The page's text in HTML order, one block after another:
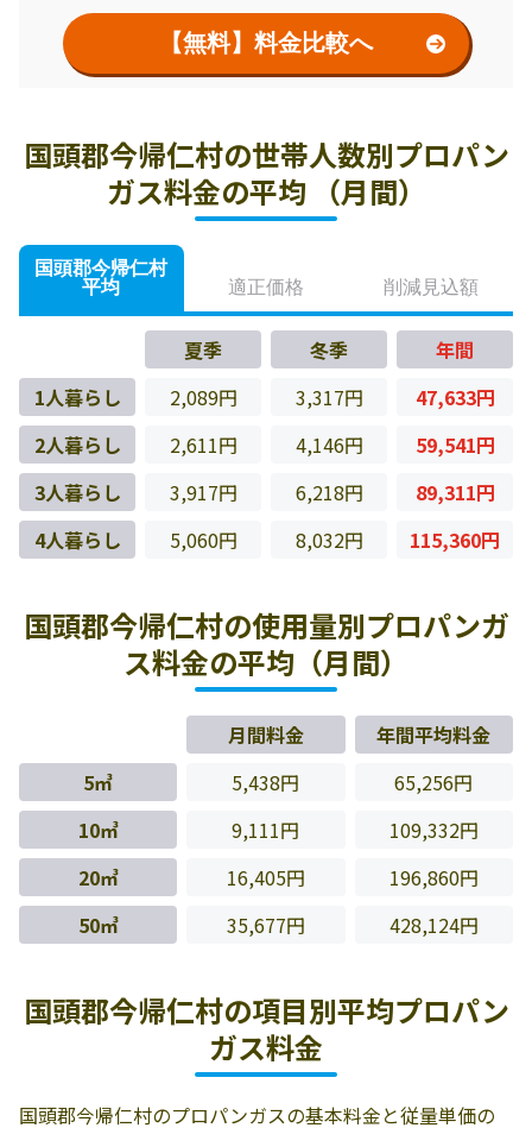
【無料】料金比較へ
国頭郡今帰仁村の世帯人数別プロパン
ガス料金の平均 （月間）
国頭郡今帰仁村
平均
適正価格 削減見込額
夏季 冬季
年間
1人暮らし
2,089円 3,317円
47,633円
2人暮らし
2,611円 4,146円
59,541円
3人暮らし
3,917円 6,218円
89,311円
4人暮らし
5,060円 8,032円 115,360円
国頭郡今帰仁村の使用量別プロパンガ
ス料金の平均（月間）
月間料金
年間平均料金
5㎥
5,438円
65,256円
10㎥
9,111円
109,332円
20㎥
16,405円
196,860円
50㎥
35,677円 428,124円
国頭郡今帰仁村の項目別平均プロパン
ガス料金
国頭郡今帰仁村のプロパンガスの基本料金と従量単価の